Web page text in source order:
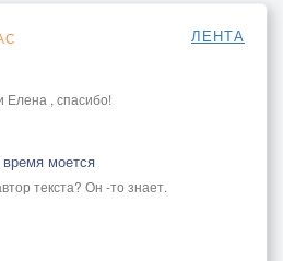
ЛЕНТА
Елена , спасибо!
моется
текста? Он -то знает.